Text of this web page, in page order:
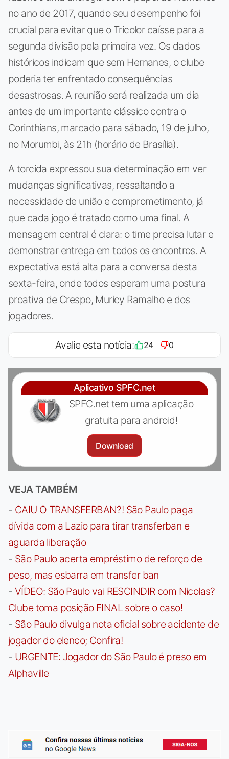
no ano de 2017, quando seu desempenho foi
crucial para evitar que o Tricolor caísse para a
segunda divisão pela primeira vez. Os dados
históricos indicam que sem Hernanes, o clube
poderia ter enfrentado consequências
desastrosas. A reunião será realizada um dia
antes de um importante clássico contra o
Corinthians, marcado para sábado, 19 de julho,
no Morumbi, às 21h (horário de Brasília).
A torcida expressou sua determinação em ver
mudanças significativas, ressaltando a
necessidade de união e comprometimento, já
que cada jogo é tratado como uma final. A
mensagem central é clara: o time precisa lutar e
demonstrar entrega em todos os encontros. A
expectativa está alta para a conversa desta
sexta-feira, onde todos esperam uma postura
proativa de Crespo, Muricy Ramalho e dos
jogadores.
Avalie esta notícia: 24 0
Aplicativo SPFC.net
SPFC.net tem uma aplicação
gratuita para android!
Download
VEJA TAMBÉM
- CAIU O TRANSFERBAN?! São Paulo paga
dívida com a Lazio para tirar transferban e
aguarda liberação
- São Paulo acerta empréstimo de reforço de
peso, mas esbarra em transfer ban
- VÍDEO: São Paulo vai RESCINDIR com Nicolas?
Clube toma posição FINAL sobre o caso!
- São Paulo divulga nota oficial sobre acidente de
jogador do elenco; Confira!
- URGENTE: Jogador do São Paulo é preso em
Alphaville